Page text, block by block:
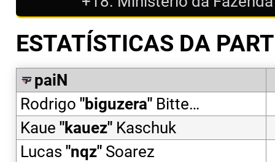
ESTATÍSTICAS DA
paiN
Rodrigo "biguzera" Bittencourt
Kaue "kauez" Kaschuk
Lucas "nqz" Soarez